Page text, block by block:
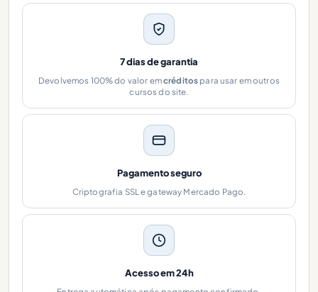
7 dias de garantia
Devolvemos 100% do valor emcréditos para usar em outros
cursos do site.
Pagamento seguro
Criptografia SSL e gateway Mercado Pago.
Acesso em 24h